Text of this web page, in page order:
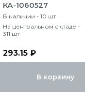
КА-1060527
В наличии - 10 шт
На центральном складе -
311 шт
293.15 ₽
В корзину